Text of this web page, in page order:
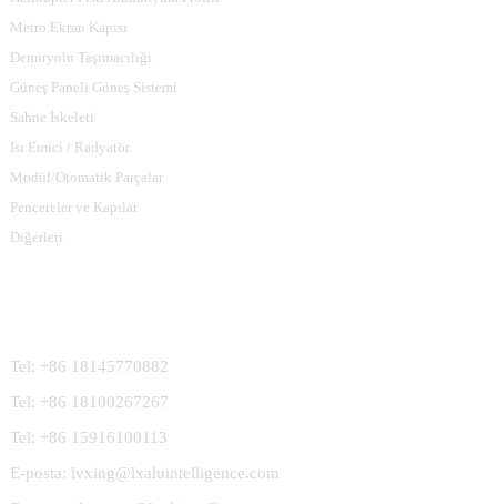
Metro Ekran Kapısı
Demiryolu Taşımacılığı
Güneş Paneli Güneş Sistemi
Sahne İskeleti
Isı Emici / Radyatör
Modül/Otomatik Parçalar
Pencereler ve Kapılar
Diğerleri
Tel: +86 18145770882
Tel: +86 18100267267
Tel: +86 15916100113
E-posta: lvxing@lxaluintelligence.com